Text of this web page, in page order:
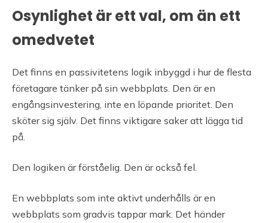
Osynlighet är ett val, om än ett
omedvetet
Det finns en passivitetens logik inbyggd i hur de flesta
företagare tänker på sin webbplats. Den är en
engångsinvestering, inte en löpande prioritet. Den
sköter sig själv. Det finns viktigare saker att lägga tid
på.
Den logiken är förståelig. Den är också fel.
En webbplats som inte aktivt underhålls är en
webbplats som gradvis tappar mark. Det händer